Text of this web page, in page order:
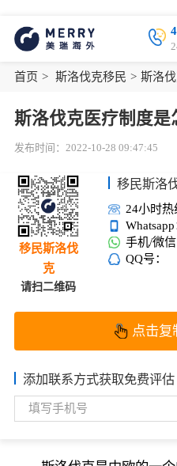
首页 > 斯洛伐克移民 > 斯洛
斯洛伐克医疗制度是
发布时间：2022-10-28 09:47:45
移民斯洛伐
克
请扫二维码
移民斯洛
24小时热
Whatsapp
手机/微信
QQ号：
点击复
添加联系方式获取免费评估